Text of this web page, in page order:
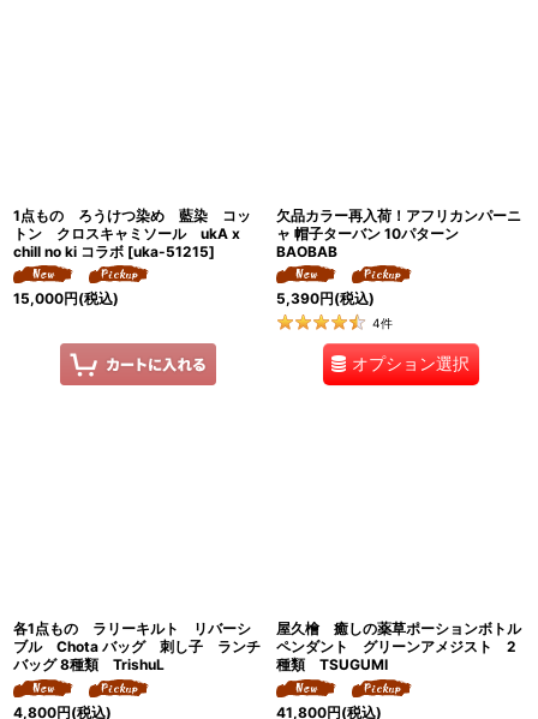
1点もの ろうけつ染め 藍染 コッ
トン クロスキャミソール ukA x
chill no ki コラボ [uka-51215]
15,000円(税込)
欠品カラー再入荷！アフリカンパーニ
ャ 帽子ターバン 10パターン
BAOBAB
5,390円(税込)
4件
オプション選択
各1点もの ラリーキルト リバーシ
ブル Chota バッグ 刺し子 ランチ
バッグ 8種類 TrishuL
4,800円(税込)
屋久檜 癒しの薬草ポーションボトル
ペンダント グリーンアメジスト 2
種類 TSUGUMI
41,800円(税込)